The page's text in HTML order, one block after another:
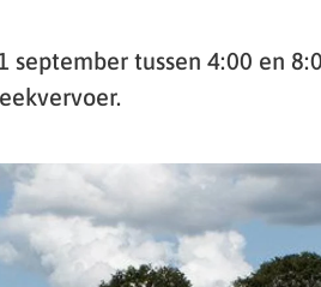
september tussen 4:00 en